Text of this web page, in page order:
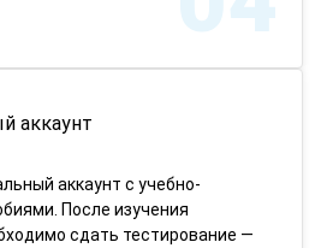
аккаунт
аккаунт с учебно-
После изучения
сдать тестирование —